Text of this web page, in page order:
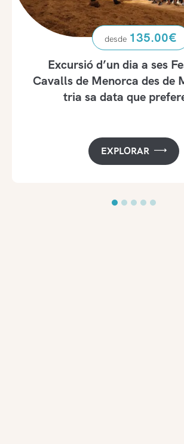
Excursió d’un dia a ses
Cavalls de Menorca des de
tria sa data que
135.00€
EXPLORAR